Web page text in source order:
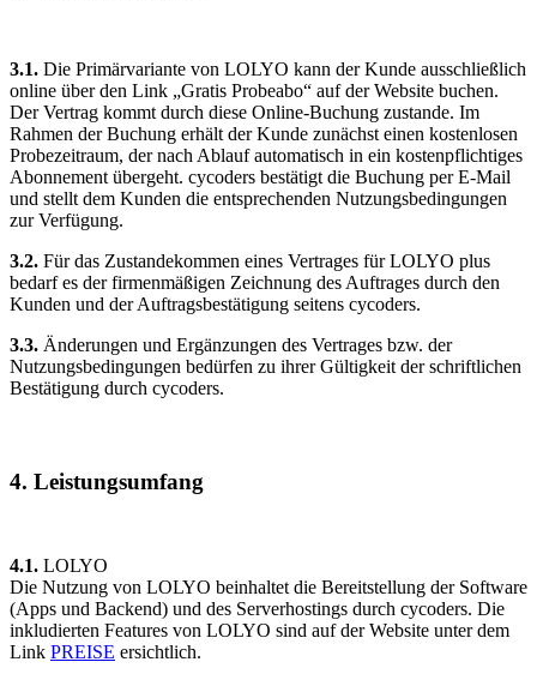
3.1. Die Primärvariante von LOLYO kann der Kunde ausschließlich
online über den Link „Gratis Probeabo“ auf der Website buchen.
Der Vertrag kommt durch diese Online-Buchung zustande. Im
Rahmen der Buchung erhält der Kunde zunächst einen kostenlosen
Probezeitraum, der nach Ablauf automatisch in ein kostenpflichtiges
Abonnement übergeht. cycoders bestätigt die Buchung per E-Mail
und stellt dem Kunden die entsprechenden Nutzungsbedingungen
zur Verfügung.
3.2. Für das Zustandekommen eines Vertrages für LOLYO plus
bedarf es der firmenmäßigen Zeichnung des Auftrages durch den
Kunden und der Auftragsbestätigung seitens cycoders.
3.3. Änderungen und Ergänzungen des Vertrages bzw. der
Nutzungsbedingungen bedürfen zu ihrer Gültigkeit der schriftlichen
Bestätigung durch cycoders.
4. Leistungsumfang
4.1. LOLYO
Die Nutzung von LOLYO beinhaltet die Bereitstellung der Software
(Apps und Backend) und des Serverhostings durch cycoders. Die
inkludierten Features von LOLYO sind auf der Website unter dem
Link PREISE ersichtlich.